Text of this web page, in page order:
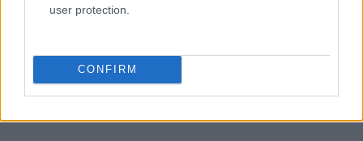
user protection.
CONFIRM